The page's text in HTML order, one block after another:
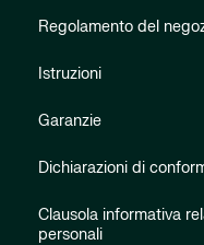
Regolamento del
Istruzioni
Garanzie
Dichiarazioni di
Clausola informativa
personali